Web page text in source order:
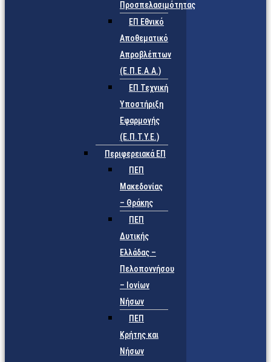
Προσπελασιμότητας
ΕΠ Εθνικό
Αποθεματικό
Απροβλέπτων
(Ε.Π.Ε.Α.Α.)
ΕΠ Τεχνική
Υποστήριξη
Εφαρμογής
(Ε.Π.Τ.Υ.Ε.)
Περιφερειακά ΕΠ
ΠΕΠ
Μακεδονίας
– Θράκης
ΠΕΠ
Δυτικής
Ελλάδας –
Πελοποννήσου
– Ιονίων
Νήσων
ΠΕΠ
Κρήτης και
Νήσων